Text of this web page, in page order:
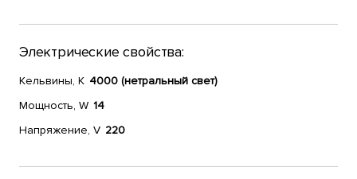
Электрические свойства:
Кельвины, К 4000 (нетральный свет)
Мощность, W 14
Напряжение, V 220